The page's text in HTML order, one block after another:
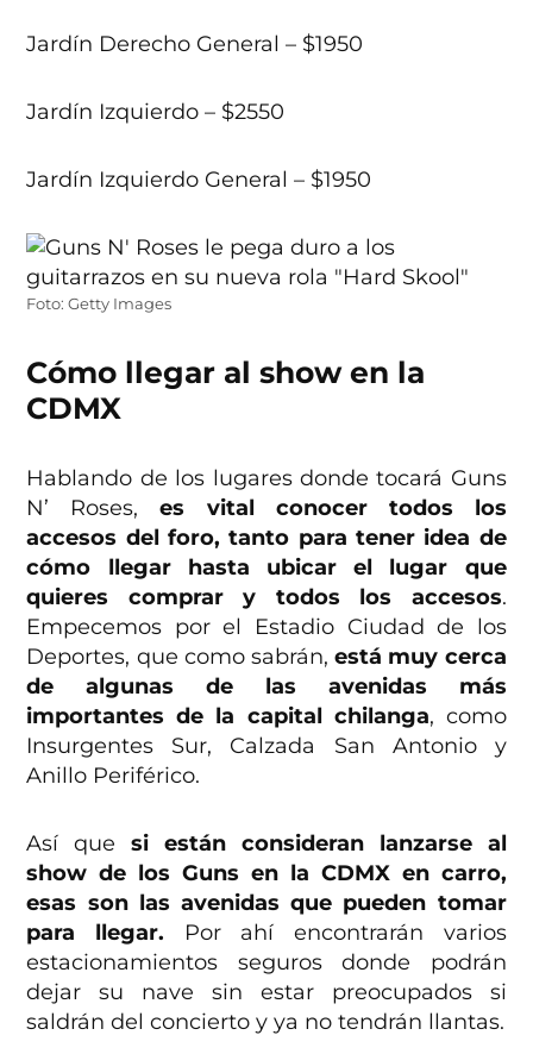
Jardín Derecho General – $1950
Jardín Izquierdo – $2550
Jardín Izquierdo General – $1950
Foto: Getty Images
Cómo llegar al show en la
CDMX
Hablando de los lugares donde tocará Guns
N’ Roses,es vital conocer todos los
accesos del foro, tanto para tener idea de
cómo llegar hasta ubicar el lugar que
quieres comprar y todos los accesos.
Empecemos por el Estadio Ciudad de los
Deportes, que como sabrán,está muy cerca
de algunas de las avenidas más
importantes de la capital chilanga, como
Insurgentes Sur, Calzada San Antonio y
Anillo Periférico.
Así quesi están consideran lanzarse al
show de los Guns en la CDMX en carro,
esas son las avenidas que pueden tomar
para llegar. Por ahí encontrarán varios
estacionamientos seguros donde podrán
dejar su nave sin estar preocupados si
saldrán del concierto y ya no tendrán llantas.